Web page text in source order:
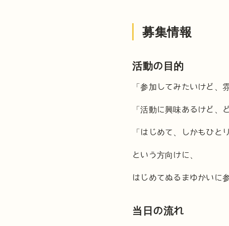
募集情報
活動の目的
「参加してみたいけど、
「活動に興味あるけど、
「はじめて、しかもひと
という方向けに、
はじめてぬるまゆかいに
当日の流れ